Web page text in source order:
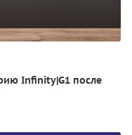
Infinity|G1 после